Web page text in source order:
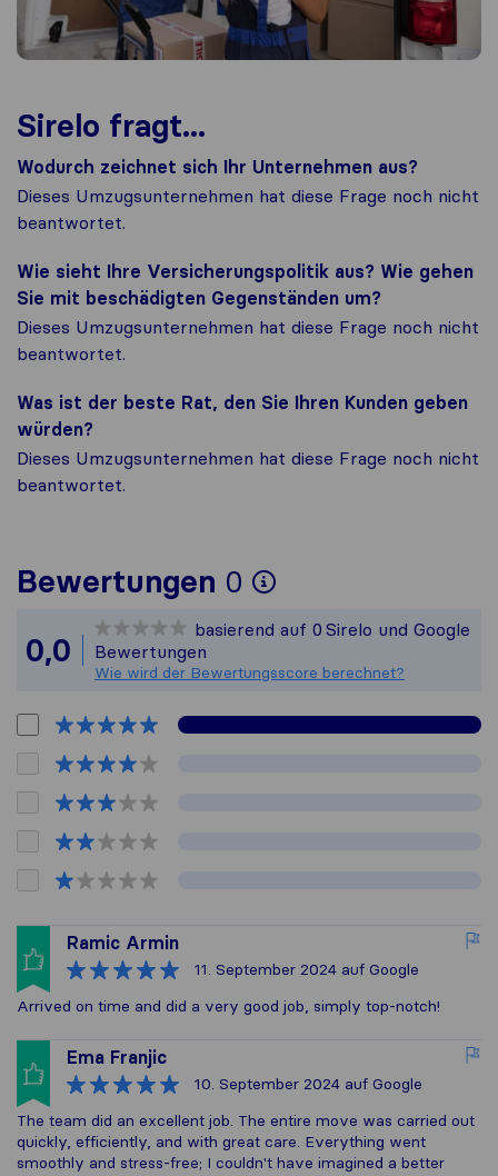
Sirelo fragt...
Wodurch zeichnet sich Ihr Unternehmen aus?
Dieses Umzugsunternehmen hat diese Frage noch nicht
beantwortet.
Wie sieht Ihre Versicherungspolitik aus? Wie gehen
Sie mit beschädigten Gegenständen um?
Dieses Umzugsunternehmen hat diese Frage noch nicht
beantwortet.
Was ist der beste Rat, den Sie Ihren Kunden geben
würden?
Dieses Umzugsunternehmen hat diese Frage noch nicht
beantwortet.
Bewertungen 0
Um Ihnen ein
Alle
0,0
basierend auf 0 Sirelo und Google
Bewertungen
Wie wird der Bewertungsscore berechnet?
Ramic Armin
11. September 2024 auf Google
Arrived on time and did a very good job, simply top-notch!
Ema Franjic
10. September 2024 auf Google
The team did an excellent job. The entire move was carried out
quickly, efficiently, and with great care. Everything went
smoothly and stress-free; I couldn't have imagined a better